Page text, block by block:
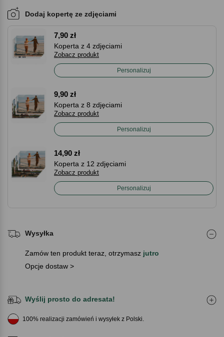
Dodaj kopertę ze zdjęciami
7,90 zł
Koperta z 4 zdjęciami
Zobacz produkt
Personalizuj
9,90 zł
Koperta z 8 zdjęciami
Zobacz produkt
Personalizuj
14,90 zł
Koperta z 12 zdjęciami
Zobacz produkt
Personalizuj
Wysyłka
Zamów ten produkt teraz, otrzymasz jutro
Opcje dostaw >
Wyślij prosto do adresata!
100% realizacji zamówień i wysyłek z Polski.